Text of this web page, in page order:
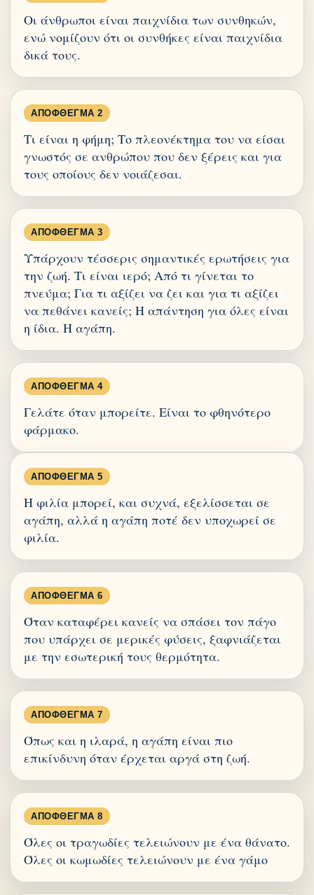
Οι άνθρωποι είναι παιχνίδια των συνθηκών,
ενώ νομίζουν ότι οι συνθήκες είναι παιχνίδια
δικά τους.
ΑΠΌΦΘΕΓΜΑ 2
Τι είναι η φήμη; Το πλεονέκτημα του να είσαι
γνωστός σε ανθρώπου που δεν ξέρεις και για
τους οποίους δεν νοιάζεσαι.
ΑΠΌΦΘΕΓΜΑ 3
Υπάρχουν τέσσερις σημαντικές ερωτήσεις για
την ζωή. Τι είναι ιερό; Από τι γίνεται το
πνεύμα; Για τι αξίζει να ζει και για τι αξίζει
να πεθάνει κανείς; Η απάντηση για όλες είναι
η ίδια. Η αγάπη.
ΑΠΌΦΘΕΓΜΑ 4
Γελάτε όταν μπορείτε. Είναι το φθηνότερο
φάρμακο.
ΑΠΌΦΘΕΓΜΑ 5
Η φιλία μπορεί, και συχνά, εξελίσσεται σε
αγάπη, αλλά η αγάπη ποτέ δεν υποχωρεί σε
φιλία.
ΑΠΌΦΘΕΓΜΑ 6
Όταν καταφέρει κανείς να σπάσει τον πάγο
που υπάρχει σε μερικές φύσεις, ξαφνιάζεται
με την εσωτερική τους θερμότητα.
ΑΠΌΦΘΕΓΜΑ 7
Όπως και η ιλαρά, η αγάπη είναι πιο
επικίνδυνη όταν έρχεται αργά στη ζωή.
ΑΠΌΦΘΕΓΜΑ 8
Όλες οι τραγωδίες τελειώνουν με ένα θάνατο.
Όλες οι κωμωδίες τελειώνουν με ένα γάμο